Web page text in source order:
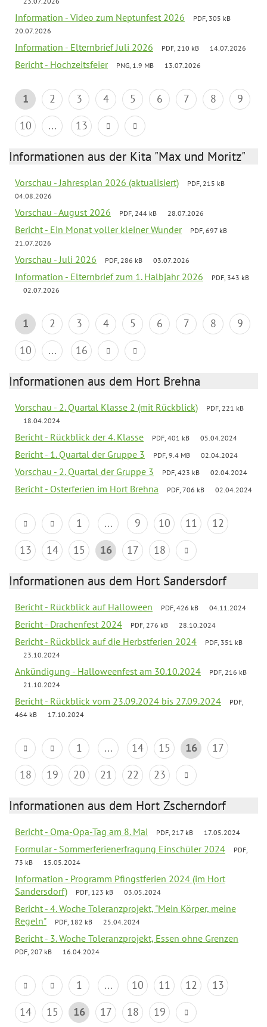
Information - Video zum Neptunfest 2026
PDF, 305 kB
20.07.2026
Information - Elternbrief Juli 2026 PDF, 210 kB 14.07.2026
Bericht - Hochzeitsfeier PNG, 1.9 MB 13.07.2026
1 2 3 4 5 6 7 8
9
10
... 13
Informationen aus der Kita "Max und Moritz"
Vorschau - Jahresplan 2026 (aktualisiert)
PDF, 215 kB
04.08.2026
Vorschau - August 2026 PDF, 244 kB 28.07.2026
Bericht - Ein Monat voller kleiner Wunder
PDF, 697 kB
21.07.2026
Vorschau - Juli 2026 PDF, 286 kB 03.07.2026
Information - Elternbrief zum 1. Halbjahr 2026
PDF, 343 kB
02.07.2026
1 2 3 4 5 6 7 8
9
10
... 16
Informationen aus dem Hort Brehna
Vorschau - 2. Quartal Klasse 2 (mit Rückblick)
PDF, 221 kB
18.04.2024
Bericht - Rückblick der 4. Klasse PDF, 401 kB 05.04.2024
Bericht - 1. Quartal der Gruppe 3 PDF, 9.4 MB 02.04.2024
Vorschau - 2. Quartal der Gruppe 3 PDF, 423 kB 02.04.2024
Bericht - Osterferien im Hort Brehna PDF, 706 kB 02.04.2024
1 ... 9 10 11
12
13
14 15 16 17 18
Informationen aus dem Hort Sandersdorf
Bericht - Rückblick auf Halloween PDF, 426 kB 04.11.2024
Bericht - Drachenfest 2024 PDF, 276 kB 28.10.2024
Bericht - Rückblick auf die Herbstferien 2024
PDF, 351 kB
23.10.2024
Ankündigung - Halloweenfest am 30.10.2024
PDF, 216 kB
21.10.2024
Bericht - Rückblick vom 23.09.2024 bis 27.09.2024
PDF,
464 kB
17.10.2024
1 ... 14 15 16
17
18
19 20 21 22 23
Informationen aus dem Hort Zscherndorf
Bericht - Oma-Opa-Tag am 8. Mai PDF, 217 kB 17.05.2024
Formular - Sommerferienerfragung Einschüler 2024
PDF,
73 kB
15.05.2024
Information - Programm Pfingstferien 2024 (im Hort
Sandersdorf)
PDF, 123 kB 03.05.2024
Bericht - 4. Woche Toleranzprojekt, "Mein Körper, meine
Regeln"
PDF, 182 kB 25.04.2024
Bericht - 3. Woche Toleranzprojekt, Essen ohne Grenzen
PDF, 207 kB 16.04.2024
1 ... 10 11 12
13
14
15 16 17 18 19